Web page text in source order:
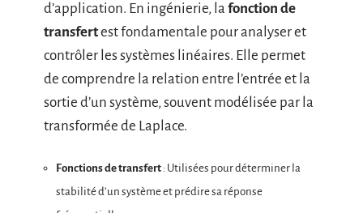
d’application. En ingénierie, la fonction de
transfertest fondamentale pour analyser et
contrôler les systèmes linéaires. Elle permet
de comprendre la relation entre l’entrée et la
sortie d’un système, souvent modélisée par la
transformée de Laplace.
Fonctions de transfert : Utilisées pour déterminer la
stabilité d’un système et prédire sa réponse